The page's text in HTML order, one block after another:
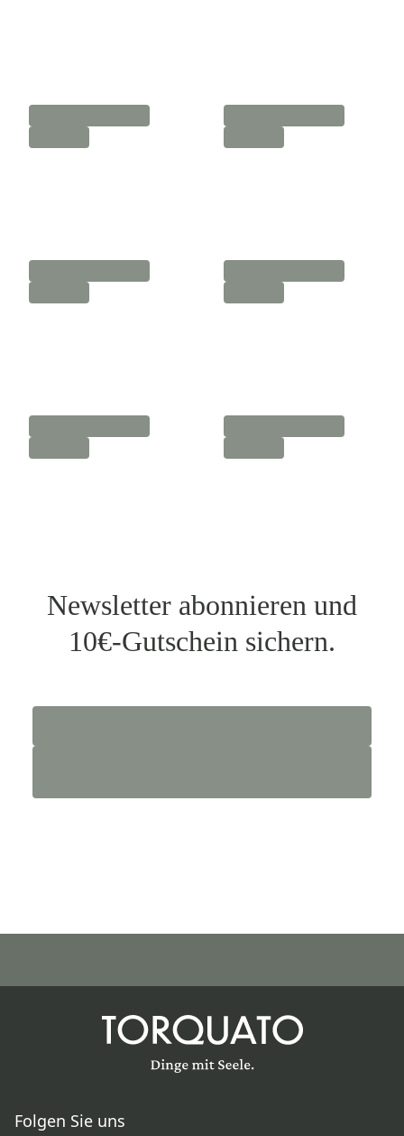
Newsletter abonnieren und
10€-Gutschein sichern.
Folgen Sie uns